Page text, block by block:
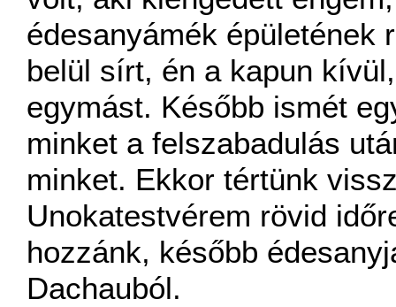
édesanyámék épületének
belül sírt, én a kapun
egymást. Később ismét
minket a felszabadulás
minket. Ekkor tértünk
Unokatestvérem rövid
hozzánk, később
Dachauból.